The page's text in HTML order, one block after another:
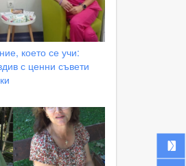
което се учи:
с ценни съвети